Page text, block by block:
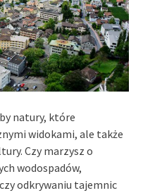
natury, które
widokami, ale także
Czy marzysz o
wodospadów,
odkrywaniu tajemnic